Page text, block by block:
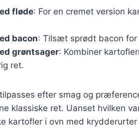
fløde: For en cremet version
bacon: Tilsæt sprødt bacon
grøntsager: Kombiner
ret.
efter smag og
klassiske ret. Uanset hvilken
kartofler i ovn med